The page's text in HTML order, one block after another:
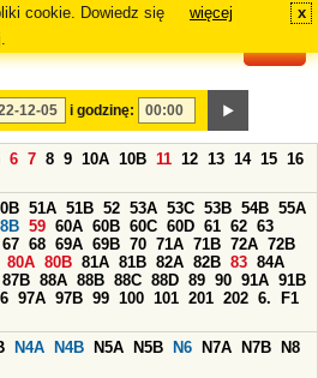
cookie. Dowiedz się
więcej x
i godzinę:
6 7 8 9 10A 10B 11 12 13 14 15 16
51A 51B 52 53A 53C 53B 54B 55A
59 60A 60B 60C 60D 61 62 63
67 68 69A 69B 70 71A 71B 72A 72B
80A 80B 81A 81B 82A 82B 83 84A
87B 88A 88B 88C 88D 89 90 91A 91B
97A 97B 99 100 101 201 202 6.
F1
N4A N4B N5A N5B N6 N7A N7B
N8